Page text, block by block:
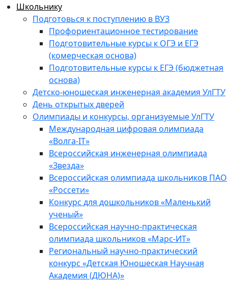
Школьнику
Подготовься к поступлению в ВУЗ
Профориентационное тестирование
Подготовительные курсы к ОГЭ и ЕГЭ
(комерческая основа)
Подготовительные курсы к ЕГЭ (бюджетная
основа)
Детско-юношеская инженерная академия УлГТУ
День открытых дверей
Олимпиады и конкурсы, организуемые УлГТУ
Международная цифровая олимпиада
«Волга-IT»
Всероссийская инженерная олимпиада
«Звезда»
Всероссийская олимпиада школьников ПАО
«Россети»
Конкурс для дошкольников «Маленький
ученый»
Всероссийская научно-практическая
олимпиада школьников «Марс-ИТ»
Региональный научно-практический
конкурс «Детская Юношеская Научная
Академия (ДЮНА)»